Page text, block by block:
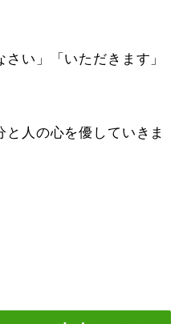
さい」「いただきます」
人の心を優していきま